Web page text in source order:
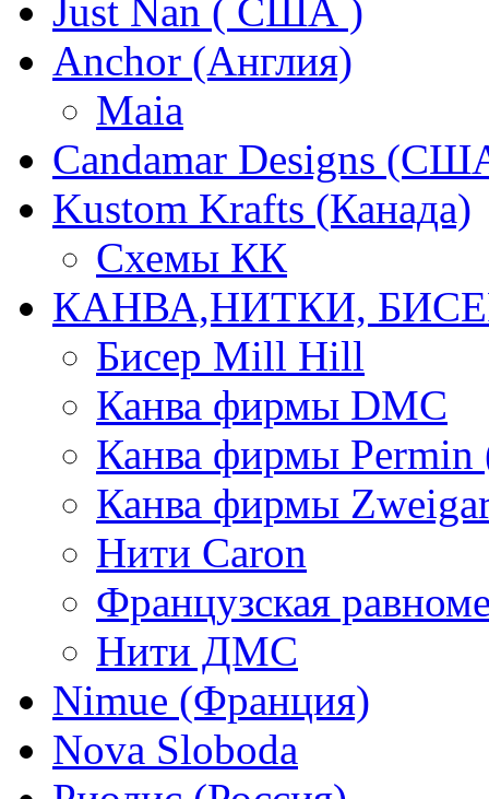
Just Nan ( США )
Anchor (Англия)
Maia
Candamar Designs
Kustom Krafts (Канада)
Схемы КК
КАНВА,НИТКИ,
Бисер Mill Hill
Канва фирмы DMC
Канва фирмы Permin
Канва фирмы
Нити Caron
Французская
Нити ДМС
Nimue (Франция)
Nova Sloboda